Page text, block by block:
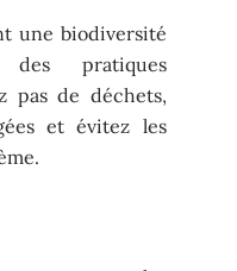
une biodiversité
des pratiques
pas de déchets,
et évitez les